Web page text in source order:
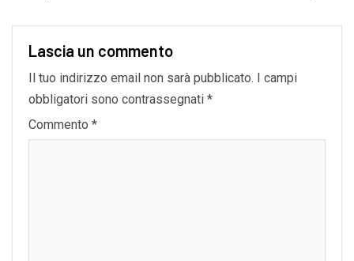
Lascia un commento
Il tuo indirizzo email non sarà pubblicato. I campi
obbligatori sono contrassegnati *
Commento *